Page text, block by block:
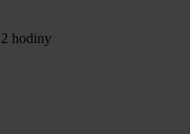
2 hodiny